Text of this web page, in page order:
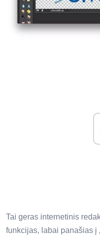
Tai geras internetinis
funkcijas, labai panašias į